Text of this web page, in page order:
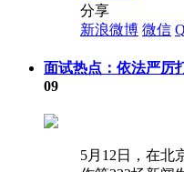
分享
新浪微博 微信
面试热点：依法严厉
09
5月12日，在北